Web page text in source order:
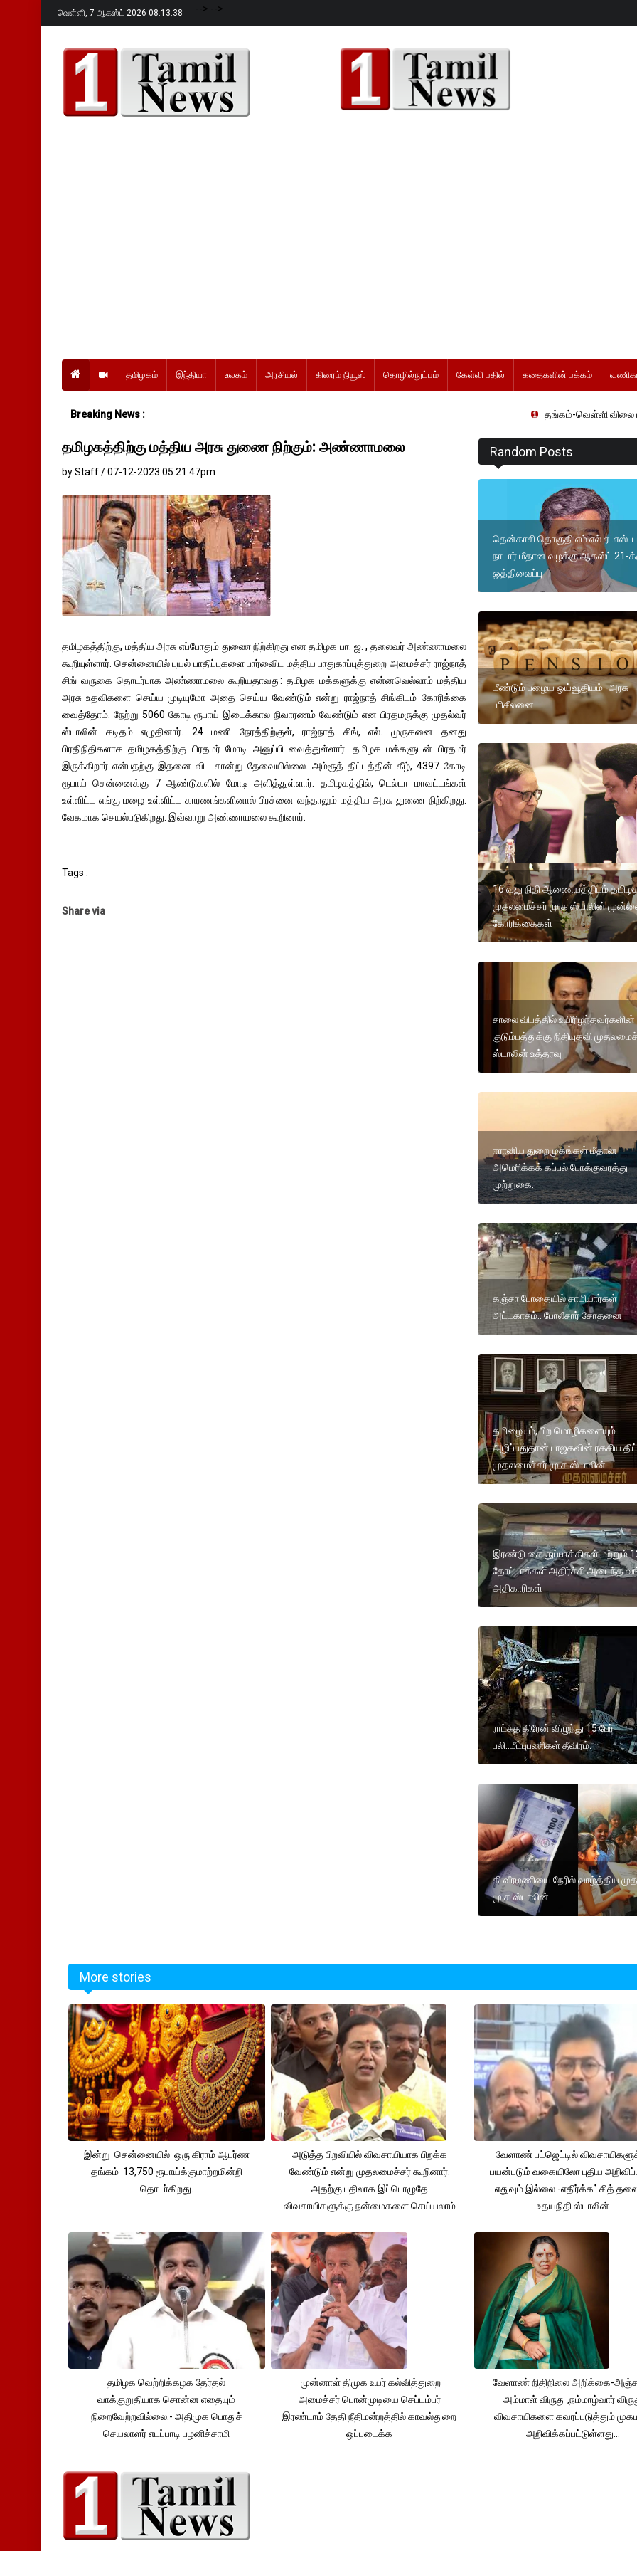
வெள்ளி, 7 ஆகஸ்ட் 2026 08:13:39 --> -->
தமிழகம் இந்தியா உலகம் அரசியல் கிரைம் நியூஸ் தொழில்நுட்பம் கேள்வி பதில் கதைகளின் பக்கம்
Breaking News : தங்கம்-வெள்ளி விலை
தமிழகத்திற்கு மத்திய அரசு துணை நிற்கும்: அண்ணாமலை
by Staff / 07-12-2023 05:21:47pm
தமிழகத்திற்கு, மத்திய அரசு எப்போதும் துணை நிற்கிறது என தமிழக பா. ஜ. , தலைவர் அண்ணாமலை
கூறியுள்ளார். சென்னையில் புயல் பாதிப்புகளை பார்வைிட மத்திய பாதுகாப்புத்துறை அமைச்சர் ராஜ்நாத்
சிங் வருகை தொடர்பாக அண்ணாமலை கூறியதாவது: தமிழக மக்களுக்கு என்னவெல்லாம் மத்திய
அரசு உதவிகளை செய்ய முடியுமோ அதை செய்ய வேண்டும் என்று ராஜ்நாத் சிங்கிடம் கோரிக்கை
வைத்தோம். நேற்று 5060 கோடி ரூபாய் இடைக்கால நிவாரணம் வேண்டும் என பிரதமருக்கு முதல்வர்
ஸ்டாலின் கடிதம் எழுதினார். 24 மணி நேரத்திற்குள், ராஜ்நாத் சிங், எல். முருகனை தனது
பிரதிநிதிகளாக தமிழகத்திற்கு பிரதமர் மோடி அனுப்பி வைத்துள்ளார். தமிழக மக்களுடன் பிரதமர்
இருக்கிறார் என்பதற்கு இதனை விட சான்று தேவையில்லை. அம்ரூத் திட்டத்தின் கீழ், 4397 கோடி
ரூபாய் சென்னைக்கு 7 ஆண்டுகளில் மோடி அளித்துள்ளார். தமிழகத்தில், டெல்டா மாவட்டங்கள்
உள்ளிட்ட எங்கு மழை உள்ளிட்ட காரணங்களினால் பிரச்னை வந்தாலும் மத்திய அரசு துணை நிற்கிறது.
வேகமாக செயல்படுகிறது. இவ்வாறு அண்ணாமலை கூறினார்.
Tags :
Share via
Random Posts
தென்காசி தொகுதி எம்.எல்.ஏ .எஸ்.
நாடார் மீதான வழக்கு ஆகஸ்ட் 21-
ஒத்திவைப்பு
மீண்டும் பழைய ஒய்வூதியம் -அரசு
பாிசீலனை
16 வது நிதி ஆணையத்திடம்
முதலமைச்சர் மு க ஸ்டாலின்
கோரிக்கைகள்
சாலை விபத்தில் உயிரிழந்தவர்களின்
குடும்பத்துக்கு நிதியுதவி
ஸ்டாலின் உத்தரவு
ஈரானிய துறைமுகங்கள் மீதான
அமெரிக்கக் கப்பல் போக்குவரத்து
முற்றுகை.
கஞ்சா போதையில் சாமியார்கள்
அட்டகாசம்.. போலீசார் சோதனை
தமிழையும், பிற மொழிகளையும்
அழிப்பதுதான் பாஜகவின் ரகசிய
முதலமைச்சர் மு.க.ஸ்டாலின் .
இரண்டு கை துப்பாக்கிகள் மற்றும்
தோட்டாக்கள் அதிர்ச்சி அடைந்த
அதிகாரிகள்
ராட்சத கிரேன் விழுந்து 15 பேர்
பலி..மீட்புபணிகள் தீவிரம்.
கி.வீரமணியை நேரில் வாழ்த்திய
மு.க.ஸ்டாலின்
More stories
இன்று சென்னையில் ஒரு கிராம் ஆபர்ண
தங்கம் 13,750 ரூபாய்க்குமாற்றமின்றி
தொடா்கிறது.
அடுத்த பிறவியில் விவசாயியாக பிறக்க
வேண்டும் என்று முதலமைச்சர் கூறினார்.
அதற்கு பதிலாக இப்பொழுதே
விவசாயிகளுக்கு நன்மைகளை செய்யலாம்
வேளாண் பட்ஜெட்டில்
பயன்படும் வகையிலோ புதிய
எதுவும் இல்லை -எதிர்க்கட்சித்
உதயநிதி ஸ்டாலின்
தமிழக வெற்றிக்கழக தேர்தல்
வாக்குறுதியாக சொன்ன எதையும்
நிறைவேற்றவில்லை.- அதிமுக பொதுச்
செயலாளர் எடப்பாடி பழனிச்சாமி
முன்னாள் திமுக உயர் கல்வித்துறை
அமைச்சர் பொன்முடியை செப்டம்பர்
இரண்டாம் தேதி நீதிமன்றத்தில் காவல்துறை
ஒப்படைக்க
வேளாண் நிதிநிலை அறிக்கை-
அம்மாள் விருது ,நம்மாழ்வார்
விவசாயிகளை கவரப்படுத்தும்
அறிவிக்கப்பட்டுள்ளது...